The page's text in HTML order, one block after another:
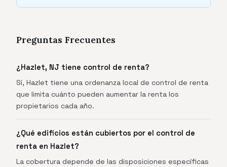
Preguntas Frecuentes
¿Hazlet, NJ tiene control de renta?
Sí, Hazlet tiene una ordenanza local de control de renta
que limita cuánto pueden aumentar la renta los
propietarios cada año.
¿Qué edificios están cubiertos por el control de
renta en Hazlet?
La cobertura depende de las disposiciones específicas